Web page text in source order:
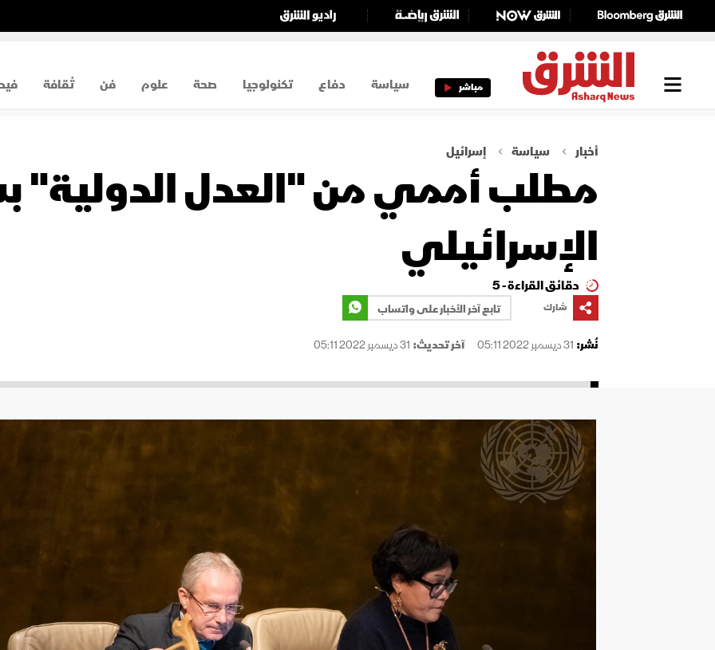
مباشر سياسة دفاع تكنولوجيا صحة علوم فن ثقافة
أخبار سياسة إسرائيل
مطلب أممي من "العدل الدولية"
الإسرائيلي
دقائق القراءة - 5
شارك
تابع آخر الأخبار على واتساب
نُشر: 31 ديسمبر 2022 05:11 آخر تحديث: 31 ديسمبر 2022 05:11